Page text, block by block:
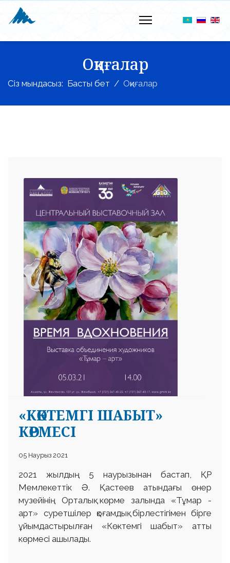
Оқиғалар
Сіз мындасыз: Басты бет Оқиғалар
«КӨКТЕМГІ ШАБЫТ»
КӨРМЕСІ
05 Наурыз 2021
2021 жылдың 5 наурызынан бастап, ҚР
Мемлекеттік Ә. Қастеев атындағы өнер
музейінің Орталық көрме залында «Тұмар -
aрт» суретшілер қоғамдық бірлестігімен бірге
ұйымдастырылған «Көктемгі шабыт» атты
көрмесі ашылады.